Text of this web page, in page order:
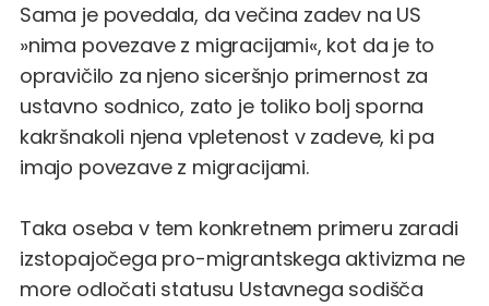
Sama je povedala, da večina zadev na US
»nima povezave z migracijami«, kot da je to
opravičilo za njeno siceršnjo primernost za
ustavno sodnico, zato je toliko bolj sporna
kakršnakoli njena vpletenost v zadeve, ki pa
imajo povezave z migracijami.
Taka oseba v tem konkretnem primeru zaradi
izstopajočega pro-migrantskega aktivizma ne
more odločati statusu Ustavnega sodišča